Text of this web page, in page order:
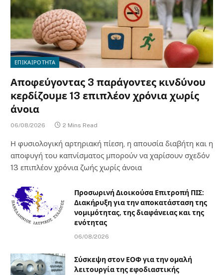
ΕΠΙΚΑΙΡΟΤΗΤΑ
Αποφεύγοντας 3 παράγοντες κινδύνου
κερδίζουμε 13 επιπλέον χρόνια χωρίς
άνοια
06/08/2026 2 Mins Read
Η φυσιολογική αρτηριακή πίεση, η απουσία διαβήτη και η
αποφυγή του καπνίσματος μπορούν να χαρίσουν σχεδόν
13 επιπλέον χρόνια ζωής χωρίς άνοια
Προσωρινή Διοικούσα Επιτροπή ΠΙΣ:
Διακήρυξη για την αποκατάσταση της
νομιμότητας, της διαφάνειας και της
ενότητας
06/08/2026
Σύσκεψη στον ΕΟΦ για την ομαλή
λειτουργία της εφοδιαστικής